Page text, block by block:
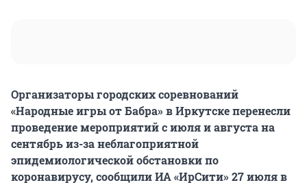
Организаторы городских соревнований
«Народные игры от Бабра» в Иркутске перенесли
проведение мероприятий с июля и августа на
сентябрь из-за неблагоприятной
эпидемиологической обстановки по
коронавирусу, сообщили ИА «ИрСити» 27 июля в